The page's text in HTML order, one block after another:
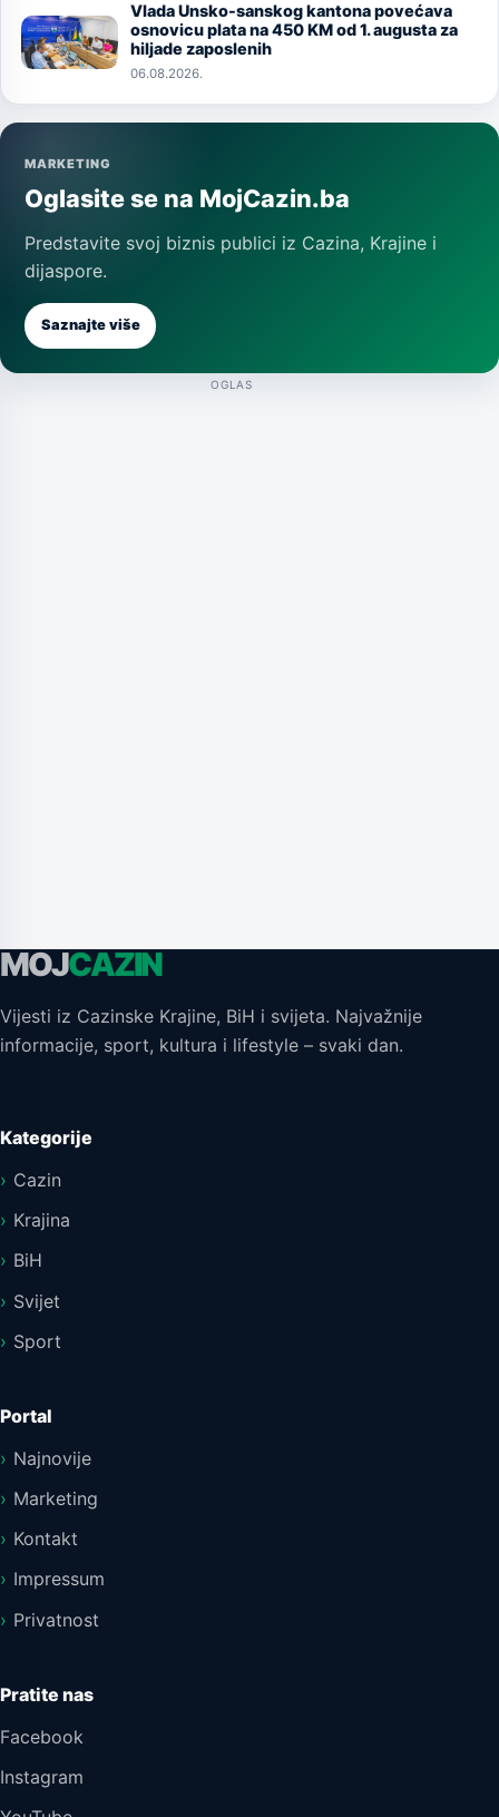
Image
Vlada Unsko-sanskog kantona povećava
osnovicu plata na 450 KM od 1. augusta za
hiljade zaposlenih
06.08.2026.
MARKETING
Oglasite se na MojCazin.ba
Predstavite svoj biznis publici iz Cazina, Krajine i
dijaspore.
Saznajte više
OGLAS
MOJCAZIN
Vijesti iz Cazinske Krajine, BiH i svijeta. Najvažnije
informacije, sport, kultura i lifestyle – svaki dan.
Kategorije
Cazin
Krajina
BiH
Svijet
Sport
Portal
Najnovije
Marketing
Kontakt
Impressum
Privatnost
Pratite nas
Facebook
Instagram